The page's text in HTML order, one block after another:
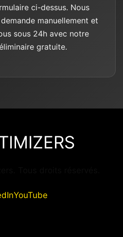
ci-dessus. Nous
manuellement et
sous 24h avec notre
gratuite.
YouTube